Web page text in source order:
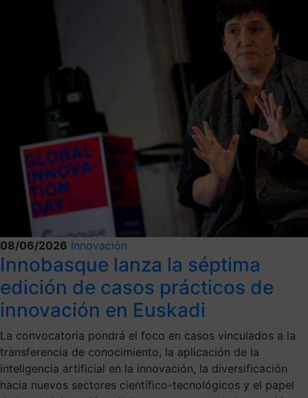
08/06/2026 Innovación
Innobasque lanza la séptima
edición de casos prácticos de
innovación en Euskadi
La convocatoria pondrá el foco en casos vinculados a la
transferencia de conocimiento, la aplicación de la
inteligencia artificial en la innovación, la diversificación
hacia nuevos sectores científico-tecnológicos y el papel